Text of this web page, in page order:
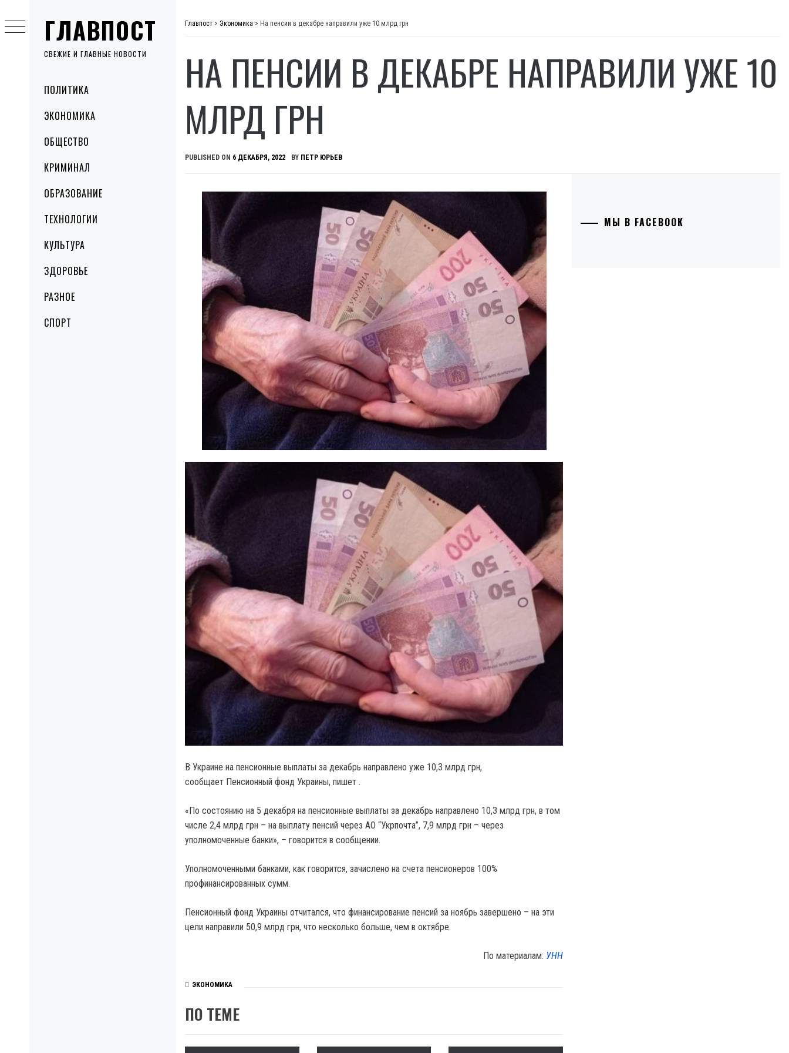
ГЛАВПОСТ
СВЕЖИЕ И ГЛАВНЫЕ НОВОСТИ
MenuПОЛИТИКА
ЭКОНОМИКА
ОБЩЕСТВО
КРИМИНАЛ
ОБРАЗОВАНИЕ
ТЕХНОЛОГИИ
КУЛЬТУРА
ЗДОРОВЬЕ
РАЗНОЕ
СПОРТ
to
content
Главпост > Экономика > На пенсии в декабре направили уже 10 млрд грн
НА ПЕНСИИ В ДЕКАБРЕ НАПРАВИЛИ УЖЕ 10
МЛРД ГРН
PUBLISHED ON 6 ДЕКАБРЯ, 2022 BY ПЕТР ЮРЬЕВ
В Украине на пенсионные выплаты за декабрь направлено уже 10,3 млрд грн,
сообщает Пенсионный фонд Украины, пишет .
«По состоянию на 5 декабря на пенсионные выплаты за декабрь направлено 10,3 млрд грн, в том
числе 2,4 млрд грн – на выплату пенсий через АО “Укрпочта”, 7,9 млрд грн – через
уполномоченные банки», – говорится в сообщении.
Уполномоченными банками, как говорится, зачислено на счета пенсионеров 100%
профинансированных сумм.
Пенсионный фонд Украины отчитался, что финансирование пенсий за ноябрь завершено – на эти
цели направили 50,9 млрд грн, что несколько больше, чем в октябре.
По материалам: УНН
ЭКОНОМИКА
ПО ТЕМЕ
МЫ В FACEBOOK